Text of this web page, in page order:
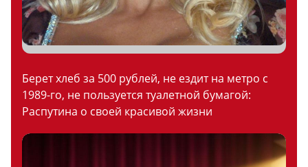
Берет хлеб за 500 рублей, не ездит на метро с
1989-го, не пользуется туалетной бумагой:
Распутина о своей красивой жизни